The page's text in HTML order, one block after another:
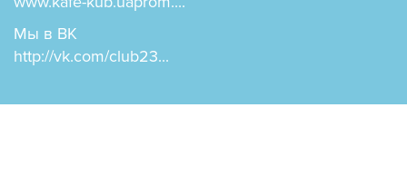
Мы в ВК
http://vk.com/club23...